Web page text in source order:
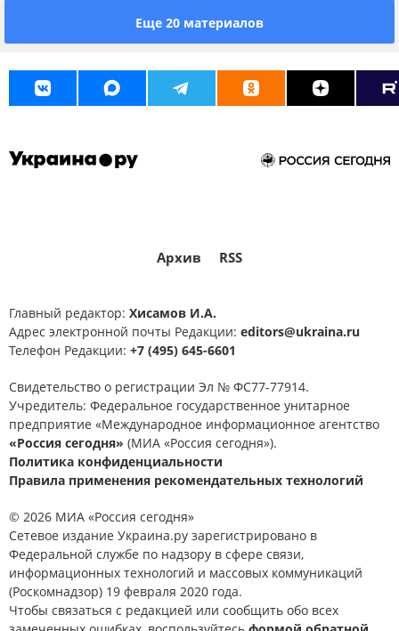
ВСУ Руслан Бортник
Еще 20 материалов
Архив RSS
Главный редактор: Хисамов И.А.
Адрес электронной почты Редакции: editors@ukraina.ru
Телефон Редакции: +7 (495) 645-6601
Свидетельство о регистрации Эл № ФС77-77914.
Учредитель: Федеральное государственное унитарное
предприятие «Международное информационное агентство
«Россия сегодня» (МИА «Россия сегодня»).
Политика конфиденциальности
Правила применения рекомендательных технологий
© 2026 МИА «Россия сегодня»
Сетевое издание Украина.ру зарегистрировано в
Федеральной службе по надзору в сфере связи,
информационных технологий и массовых коммуникаций
(Роскомнадзор) 19 февраля 2020 года.
Чтобы связаться с редакцией или сообщить обо всех